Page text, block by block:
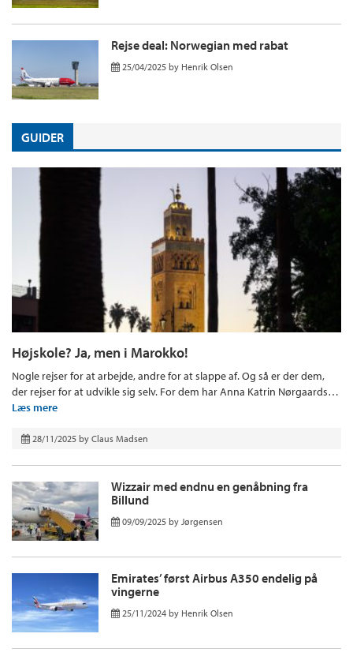
Rejse deal: Norwegian med rabat
25/04/2025 by Henrik Olsen
GUIDER
Højskole? Ja, men i Marokko!
Nogle rejser for at arbejde, andre for at slappe af. Og så er der dem,
der rejser for at udvikle sig selv. For dem har Anna Katrin Nørgaards…
Læs mere
28/11/2025 by Claus Madsen
Wizzair med endnu en genåbning fra
Billund
09/09/2025 by Jørgensen
Emirates’ først Airbus A350 endelig på
vingerne
25/11/2024 by Henrik Olsen